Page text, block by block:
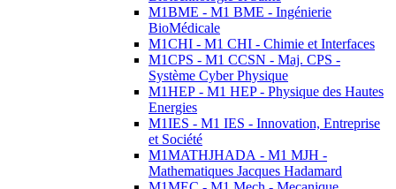
M1BME - M1 BME - Ingénierie
BioMédicale
M1CHI - M1 CHI - Chimie et Interfaces
M1CPS - M1 CCSN - Maj. CPS -
Système Cyber Physique
M1HEP - M1 HEP - Physique des Hautes
Energies
M1IES - M1 IES - Innovation, Entreprise
et Société
M1MATHJHADA - M1 MJH -
Mathematiques Jacques Hadamard